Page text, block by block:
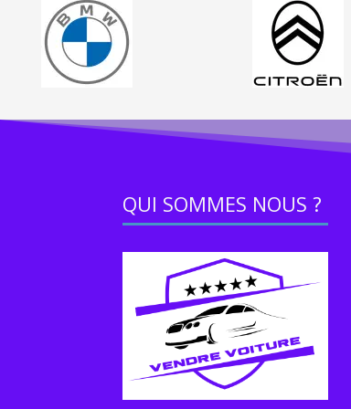
QUI SOMMES NOUS ?